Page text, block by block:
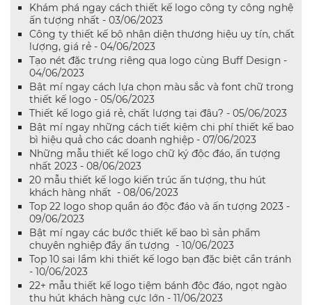
Khám phá ngay cách thiết kế logo công ty công nghệ
ấn tượng nhất - 03/06/2023
Công ty thiết kế bộ nhận diện thương hiệu uy tín, chất
lượng, giá rẻ - 04/06/2023
Tạo nét đặc trưng riêng qua logo cùng Buff Design -
04/06/2023
Bật mí ngay cách lựa chọn màu sắc và font chữ trong
thiết kế logo - 05/06/2023
Thiết kế logo giá rẻ, chất lượng tại đâu? - 05/06/2023
Bật mí ngay những cách tiết kiệm chi phí thiết kế bao
bì hiệu quả cho các doanh nghiệp - 07/06/2023
Những mẫu thiết kế logo chữ ký độc đáo, ấn tượng
nhất 2023 - 08/06/2023
20 mẫu thiết kế logo kiến trúc ấn tượng, thu hút
khách hàng nhất - 08/06/2023
Top 22 logo shop quần áo độc đáo và ấn tượng 2023 -
09/06/2023
Bật mí ngay các bước thiết kế bao bì sản phẩm
chuyên nghiệp đầy ấn tượng - 10/06/2023
Top 10 sai lầm khi thiết kế logo bạn đặc biệt cần tránh
- 10/06/2023
22+ mẫu thiết kế logo tiệm bánh độc đáo, ngọt ngào
thu hút khách hàng cực lớn - 11/06/2023